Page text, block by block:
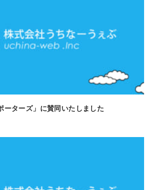
ーターズ」に賛同いたしました